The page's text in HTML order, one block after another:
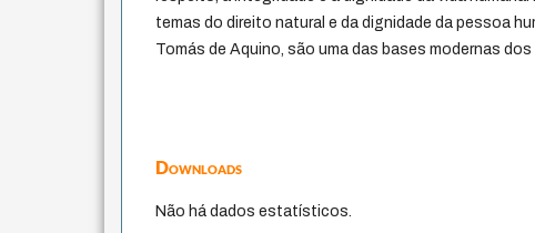
temas do direito natural e da dignidade da pessoa
Tomás de Aquino, são uma das bases modernas dos
Downloads
Não há dados estatísticos.